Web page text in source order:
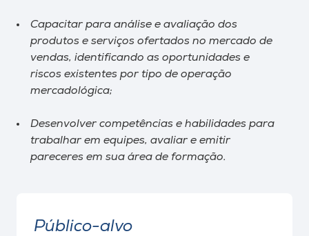
Capacitar para análise e avaliação dos
produtos e serviços ofertados no mercado de
vendas, identificando as oportunidades e
riscos existentes por tipo de operação
mercadológica;
Desenvolver competências e habilidades para
trabalhar em equipes, avaliar e emitir
pareceres em sua área de formação.
Público-alvo